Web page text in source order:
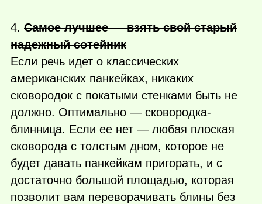
4. Самое лучшее — взять свой старый
надежный сотейник
Если речь идет о классических
американских панкейках, никаких
сковородок с покатыми стенками быть не
должно. Оптимально — сковородка-
блинница. Если ее нет — любая плоская
сковорода с толстым дном, которое не
будет давать панкейкам пригорать, и с
достаточно большой площадью, которая
позволит вам переворачивать блины без